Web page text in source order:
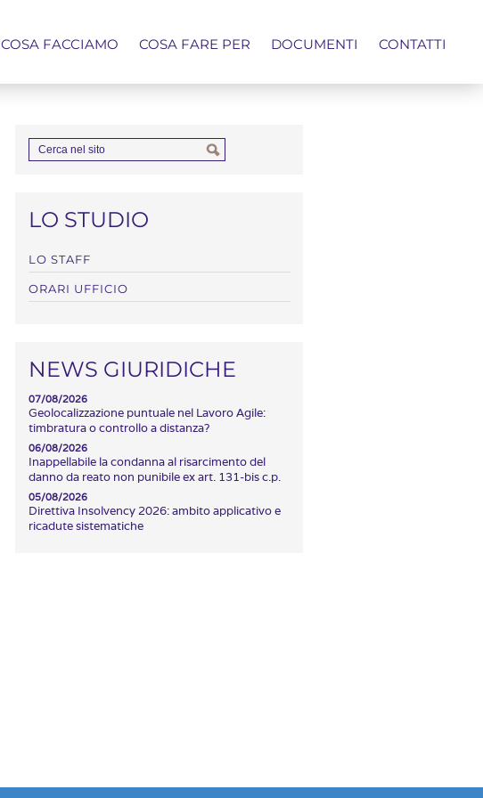
COSA FACCIAMO COSA FARE PER DOCUMENTI CONTATTI
LO STUDIO
LO STAFF
ORARI UFFICIO
NEWS GIURIDICHE
07/08/2026
Geolocalizzazione puntuale nel Lavoro Agile:
timbratura o controllo a distanza?
06/08/2026
Inappellabile la condanna al risarcimento del
danno da reato non punibile ex art. 131-bis c.p.
05/08/2026
Direttiva Insolvency 2026: ambito applicativo e
ricadute sistematiche